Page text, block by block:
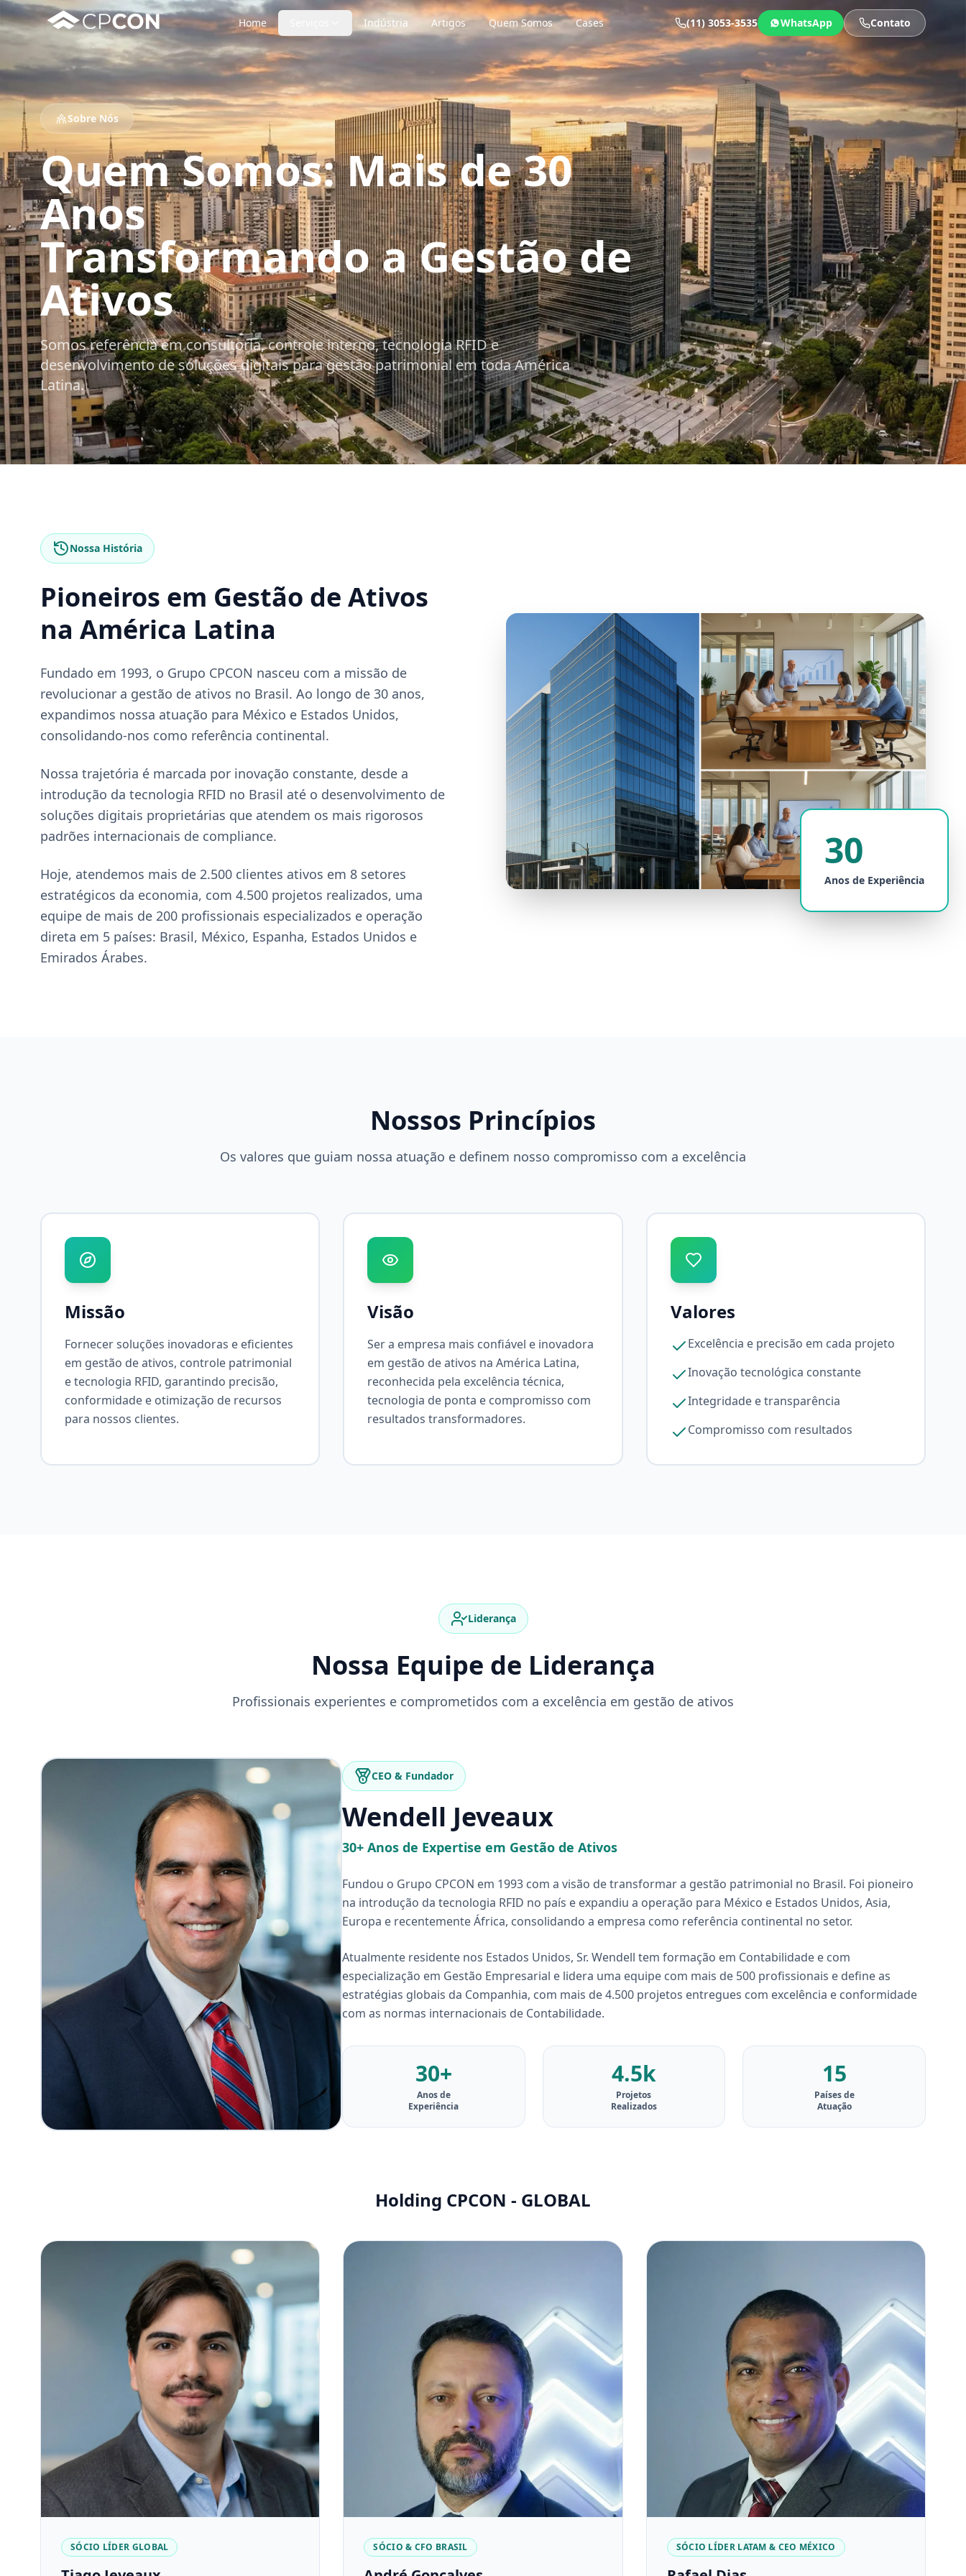
Home Indústria Artigos Quem Somos Cases (11) 3053-3535 WhatsApp Contato
Sobre Nós
Quem Somos: Mais de 30
Anos
Transformando a Gestão de
Ativos
Somos referência em consultoria, controle interno, tecnologia RFID e
desenvolvimento de soluções digitais para gestão patrimonial em toda América
Latina.
Nossa História
Pioneiros em Gestão de Ativos
na América Latina
Fundado em 1993, o Grupo CPCON nasceu com a missão de
revolucionar a gestão de ativos no Brasil. Ao longo de 30 anos,
expandimos nossa atuação para México e Estados Unidos,
consolidando-nos como referência continental.
Nossa trajetória é marcada por inovação constante, desde a
introdução da tecnologia RFID no Brasil até o desenvolvimento de
soluções digitais proprietárias que atendem os mais rigorosos
padrões internacionais de compliance.
Hoje, atendemos mais de 2.500 clientes ativos em 8 setores
estratégicos da economia, com 4.500 projetos realizados, uma
equipe de mais de 200 profissionais especializados e operação
direta em 5 países: Brasil, México, Espanha, Estados Unidos e
Emirados Árabes.
30
Anos de Experiência
Nossos Princípios
Os valores que guiam nossa atuação e definem nosso compromisso com a excelência
Missão
Fornecer soluções inovadoras e eficientes
em gestão de ativos, controle patrimonial
e tecnologia RFID, garantindo precisão,
conformidade e otimização de recursos
para nossos clientes.
Visão
Ser a empresa mais confiável e inovadora
em gestão de ativos na América Latina,
reconhecida pela excelência técnica,
tecnologia de ponta e compromisso com
resultados transformadores.
Valores
Excelência e precisão em cada projeto
Inovação tecnológica constante
Integridade e transparência
Compromisso com resultados
Liderança
Nossa Equipe de Liderança
Profissionais experientes e comprometidos com a excelência em gestão de ativos
CEO & Fundador
Wendell Jeveaux
30+ Anos de Expertise em Gestão de Ativos
Fundou o Grupo CPCON em 1993 com a visão de transformar a gestão patrimonial no Brasil. Foi pioneiro
na introdução da tecnologia RFID no país e expandiu a operação para México e Estados Unidos, Asia,
Europa e recentemente África, consolidando a empresa como referência continental no setor.
Atualmente residente nos Estados Unidos, Sr. Wendell tem formação em Contabilidade e com
especialização em Gestão Empresarial e lidera uma equipe com mais de 500 profissionais e define as
estratégias globais da Companhia, com mais de 4.500 projetos entregues com excelência e conformidade
com as normas internacionais de Contabilidade.
30+
Anos de
Experiência
4.5k
Projetos
Realizados
15
Países de
Atuação
Holding CPCON - GLOBAL
SÓCIO LÍDER GLOBAL SÓCIO & CFO BRASIL SÓCIO LÍDER LATAM & CEO MÉXICO